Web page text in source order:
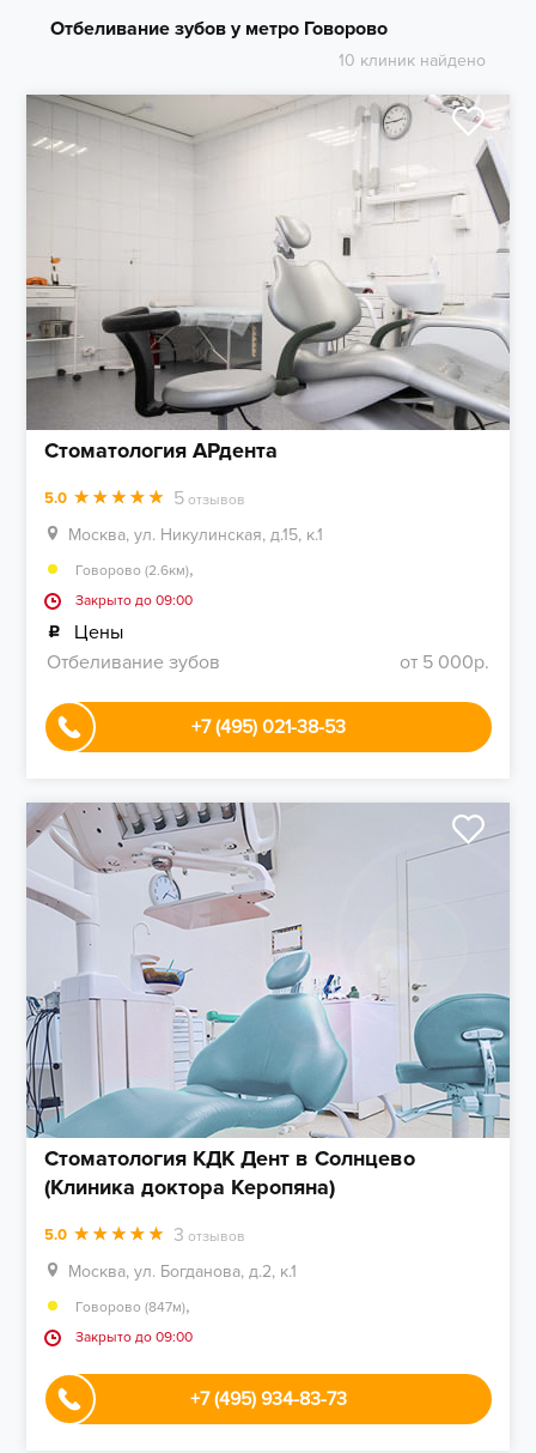
Отбеливание зубов у метро Говорово
10 клиник найдено
Стоматология АРдента
5.0 5 отзывов
Москва, ул. Никулинская, д.15, к.1
Говорово (2.6км),
Закрыто до 09:00
Цены
Отбеливание зубов
от 5 000р.
+7 (495) 021-38-53
Стоматология КДК Дент в Солнцево
(Клиника доктора Керопяна)
5.0 3 отзывов
Москва, ул. Богданова, д.2, к.1
Говорово (847м),
Закрыто до 09:00
+7 (495) 934-83-73